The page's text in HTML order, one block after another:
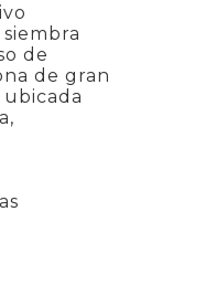
de
de gran